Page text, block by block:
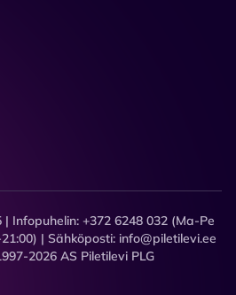
Infopuhelin: +372 6248 032 (Ma-Pe
| Sähköposti: info@piletilevi.ee
2026 AS Piletilevi PLG